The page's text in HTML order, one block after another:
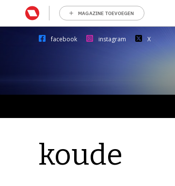
MAGAZINE TOEVOEGEN
facebook instagram X
koude